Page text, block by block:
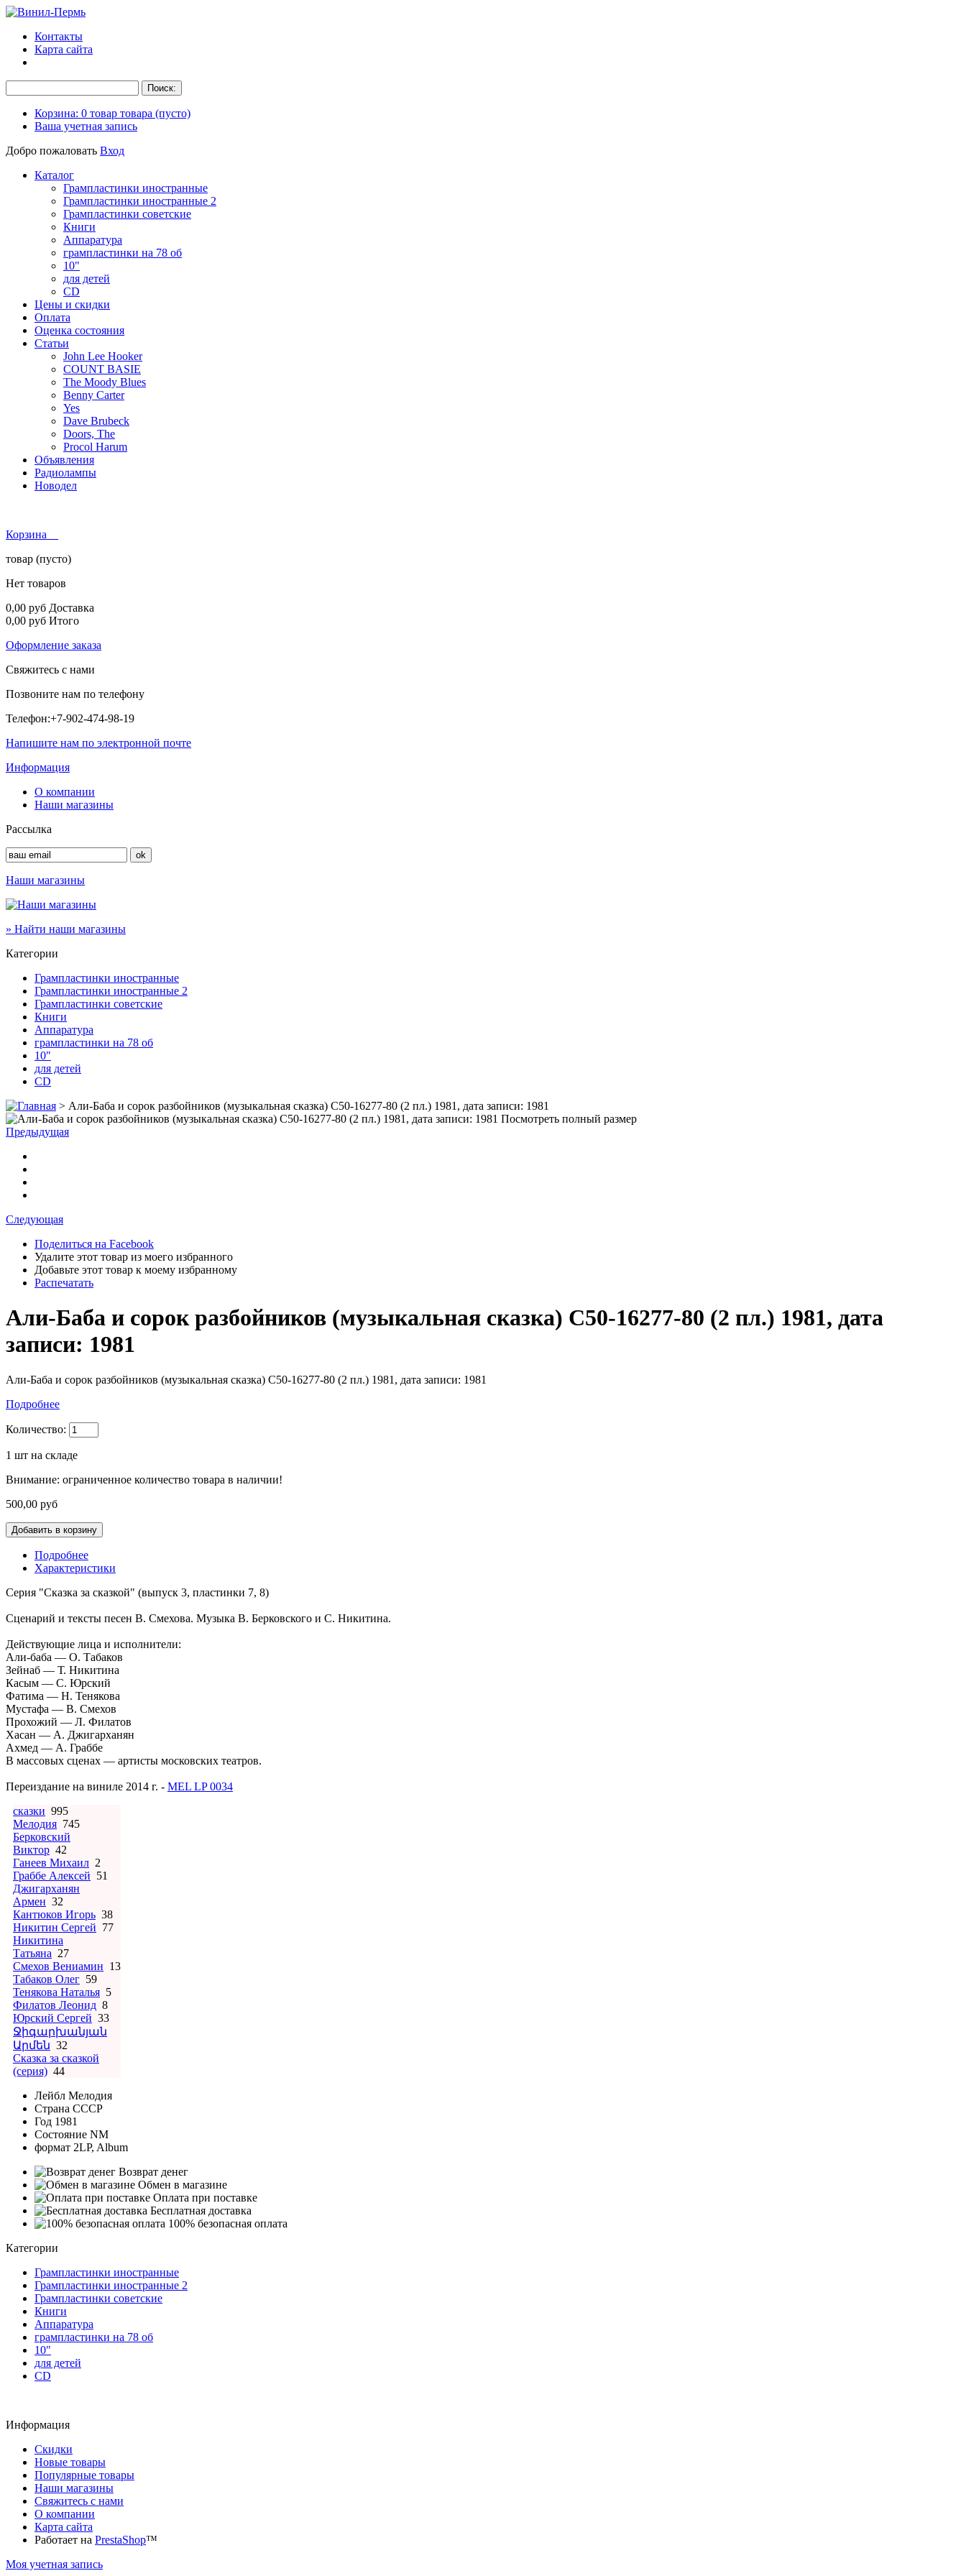
Контакты
Карта сайта
Корзина: 0 товар товара (пусто)
Ваша учетная запись
Добро пожаловать Вход
Каталог
Грампластинки иностранные
Грампластинки иностранные 2
Грампластинки советские
Книги
Аппаратура
грампластинки на 78 об
10"
для детей
CD
Цены и скидки
Оплата
Оценка состояния
Статьи
John Lee Hooker
COUNT BASIE
The Moody Blues
Benny Carter
Yes
Dave Brubeck
Doors, The
Procol Harum
Объявления
Радиолампы
Новодел
Корзина
товар (пусто)
Нет товаров
0,00 руб Доставка
0,00 руб Итого
Оформление заказа
Свяжитесь с нами
Позвоните нам по телефону
Телефон:+7-902-474-98-19
Напишите нам по электронной почте
Информация
О компании
Наши магазины
Рассылка
Наши магазины
» Найти наши магазины
Категории
Грампластинки иностранные
Грампластинки иностранные 2
Грампластинки советские
Книги
Аппаратура
грампластинки на 78 об
10"
для детей
CD
> Али-Баба и сорок разбойников (музыкальная сказка) С50-16277-80 (2 пл.) 1981, дата записи: 1981
Посмотреть полный размер
Предыдущая
Следующая
Поделиться на Facebook
Удалите этот товар из моего избранного
Добавьте этот товар к моему избранному
Распечатать
Али-Баба и сорок разбойников (музыкальная сказка) С50-16277-80 (2 пл.) 1981, дата
записи: 1981
Али-Баба и сорок разбойников (музыкальная сказка) С50-16277-80 (2 пл.) 1981, дата записи: 1981
Подробнее
Количество:
1 шт на складе
Внимание: ограниченное количество товара в наличии!
500,00 руб
Подробнее
Характеристики
Серия "Сказка за сказкой" (выпуск 3, пластинки 7, 8)
Сценарий и тексты песен В. Смехова. Музыка В. Берковского и С. Никитина.
Действующие лица и исполнители:
Али-баба — О. Табаков
Зейнаб — Т. Никитина
Касым — С. Юрский
Фатима — Н. Тенякова
Мустафа — В. Смехов
Прохожий — Л. Филатов
Хасан — А. Джигарханян
Ахмед — А. Граббе
В массовых сценах — артисты московских театров.
Переиздание на виниле 2014 г. - MEL LP 0034
сказки 995
Мелодия 745
Берковский
Виктор 42
Ганеев Михаил 2
Граббе Алексей 51
Джигарханян
Армен 32
Кантюков Игорь 38
Никитин Сергей 77
Никитина
Татьяна 27
Смехов Вениамин 13
Табаков Олег 59
Тенякова Наталья 5
Филатов Леонид 8
Юрский Сергей 33
Ջիգարխանյան
Արմեն 32
Сказка за сказкой
(серия) 44
Лейбл Мелодия
Страна СССР
Год 1981
Состояние NM
формат 2LP, Album
Возврат денег
Обмен в магазине
Оплата при поставке
Бесплатная доставка
100% безопасная оплата
Категории
Грампластинки иностранные
Грампластинки иностранные 2
Грампластинки советские
Книги
Аппаратура
грампластинки на 78 об
10"
для детей
CD
Информация
Скидки
Новые товары
Популярные товары
Наши магазины
Свяжитесь с нами
О компании
Карта сайта
Работает на PrestaShop™
Моя учетная запись